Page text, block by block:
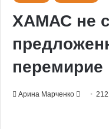
ХАМАС не
перемирие
Арина Марченко
Send